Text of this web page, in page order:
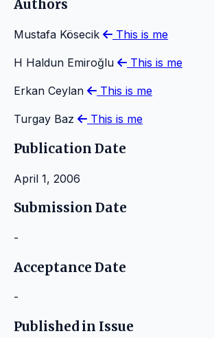
Authors
Mustafa Kösecik This is me
H Haldun Emiroğlu This is me
Erkan Ceylan This is me
Turgay Baz This is me
Publication Date
April 1, 2006
Submission Date
-
Acceptance Date
-
Published in Issue